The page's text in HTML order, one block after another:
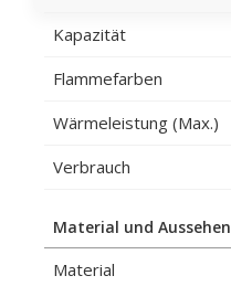
Kapazität
Flammefarben
Wärmeleistung (Max.)
Verbrauch
Material und Aussehen
Material